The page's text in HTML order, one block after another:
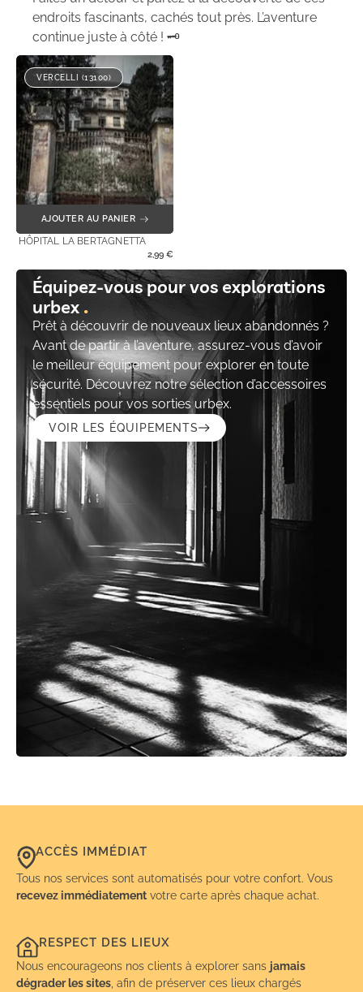
endroits fascinants, cachés tout près. L’aventure
continue juste à côté ! 🗝️
VERCELLI (13100)
AJOUTER AU PANIER
HÔPITAL LA BERTAGNETTA
2,99 €
Équipez-vous pour vos explorations
urbex
Prêt à découvrir de nouveaux lieux abandonnés ?
Avant de partir à l’aventure, assurez-vous d’avoir
le meilleur équipement pour explorer en toute
sécurité. Découvrez notre sélection d’accessoires
essentiels pour vos sorties urbex.
VOIR LES ÉQUIPEMENTS
ACCÈS IMMÉDIAT
Tous nos services sont automatisés pour votre confort. Vous
recevez immédiatement votre carte après chaque achat.
RESPECT DES LIEUX
Nous encourageons nos clients à explorer sans jamais
dégrader les sites , afin de préserver ces lieux chargés